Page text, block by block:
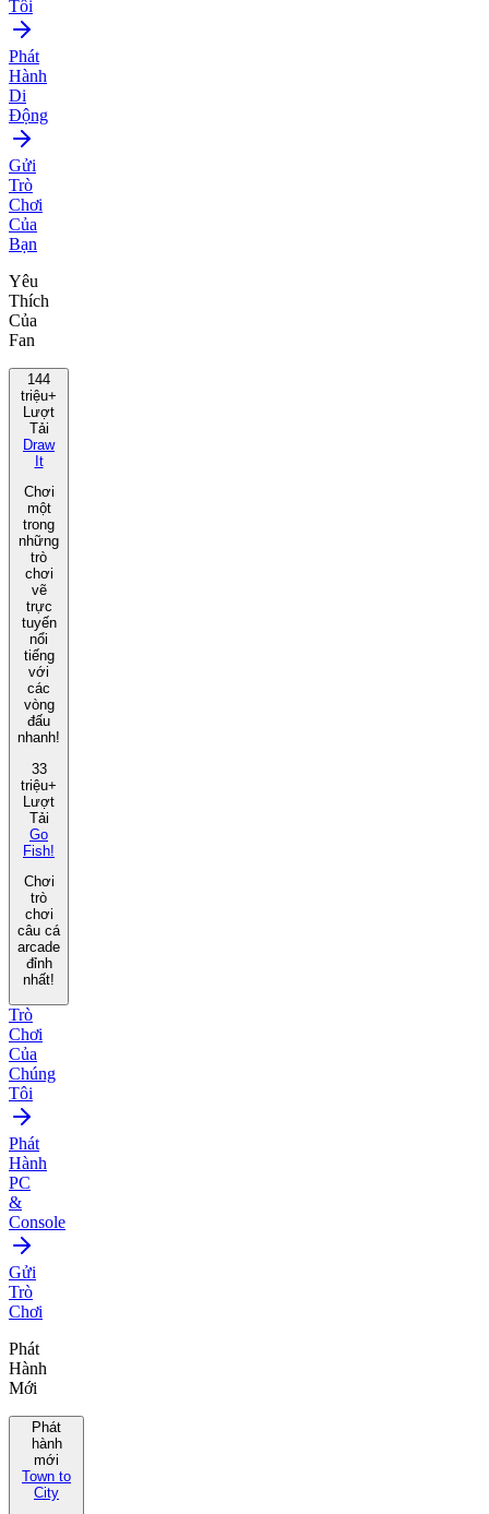
Tôi
Phát
Hành
Di
Động
Gửi
Trò
Chơi
Của
Bạn
Yêu
Thích
Của
Fan
144
triệu+
Lượt
Tải
Draw
It
Chơi
một
trong
những
trò
chơi
vẽ
trực
tuyến
nổi
tiếng
với
các
vòng
đấu
nhanh!
33
triệu+
Lượt
Tải
Go
Fish!
Chơi
trò
chơi
câu cá
arcade
đỉnh
nhất!
Trò
Chơi
Của
Chúng
Tôi
Phát
Hành
PC
&
Console
Gửi
Trò
Chơi
Phát
Hành
Mới
Phát
hành
mới
Town to
City